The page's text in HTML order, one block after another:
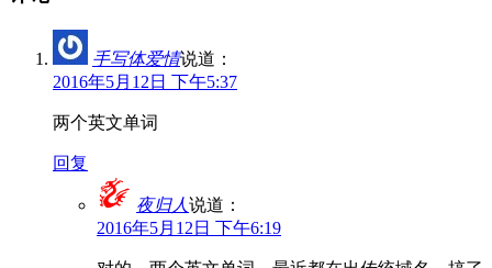
手写体爱情说道：
2016年5月12日 下午5:37
两个英文单词
回复
夜归人说道：
2016年5月12日 下午6:19